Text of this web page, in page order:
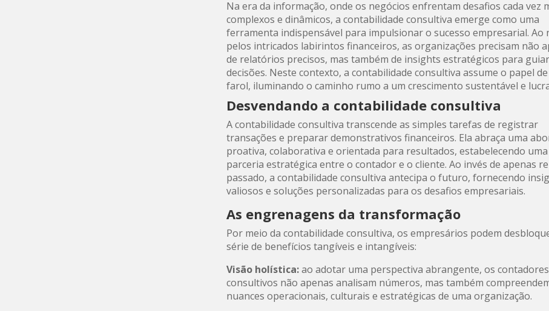
Na era da informação, onde os negócios enfrentam desafios cada vez
complexos e dinâmicos, a contabilidade consultiva emerge como uma
ferramenta indispensável para impulsionar o sucesso empresarial. Ao
pelos intricados labirintos financeiros, as organizações precisam não
de relatórios precisos, mas também de insights estratégicos para
decisões. Neste contexto, a contabilidade consultiva assume o papel
farol, iluminando o caminho rumo a um crescimento sustentável e
Desvendando a contabilidade consultiva
A contabilidade consultiva transcende as simples tarefas de registrar
transações e preparar demonstrativos financeiros. Ela abraça uma
proativa, colaborativa e orientada para resultados, estabelecendo uma
parceria estratégica entre o contador e o cliente. Ao invés de apenas
passado, a contabilidade consultiva antecipa o futuro, fornecendo
valiosos e soluções personalizadas para os desafios empresariais.
As engrenagens da transformação
Por meio da contabilidade consultiva, os empresários podem
série de benefícios tangíveis e intangíveis:
Visão holística:ao adotar uma perspectiva abrangente, os contadores
consultivos não apenas analisam números, mas também
nuances operacionais, culturais e estratégicas de uma organização.